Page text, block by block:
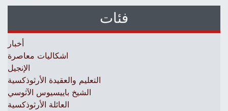
فئات
أخبار
اشكاليات معاصرة
الإنجيل
التعليم والعقيدة الأرثوذكسية
الشيخ باييسيوس الآثوسي
العائلة الأرثوذكسية